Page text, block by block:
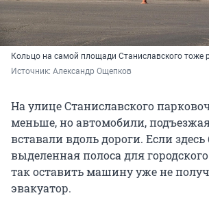
Кольцо на самой площади Станиславского тоже
Источник: Александр Ощепков
На улице Станиславского
меньше, но автомобили,
вставали вдоль дороги. Если здесь
выделенная полоса для
так оставить машину уже не
эвакуатор.